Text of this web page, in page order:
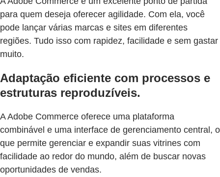
para quem deseja oferecer agilidade. Com ela, você
pode lançar várias marcas e sites em diferentes
regiões. Tudo isso com rapidez, facilidade e sem gastar
muito.
Adaptação eficiente com processos e
estruturas reproduzíveis.
A Adobe Commerce oferece uma plataforma
combinável e uma interface de gerenciamento central, o
que permite gerenciar e expandir suas vitrines com
facilidade ao redor do mundo, além de buscar novas
oportunidades de vendas.